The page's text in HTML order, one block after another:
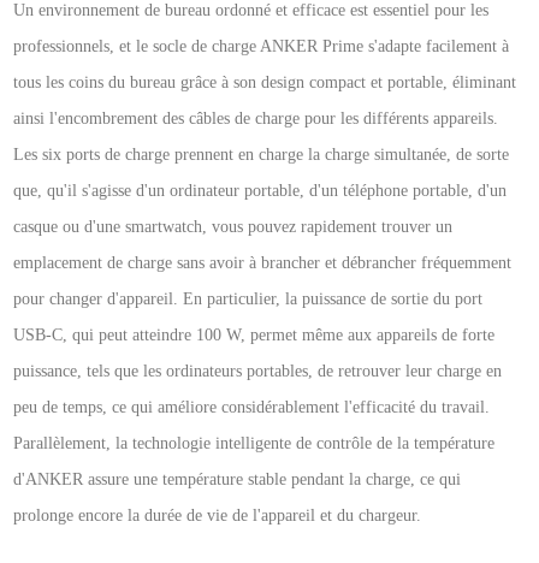
Un environnement de bureau ordonné et efficace est essentiel pour les
professionnels, et le socle de charge ANKER Prime s'adapte facilement à
tous les coins du bureau grâce à son design compact et portable, éliminant
ainsi l'encombrement des câbles de charge pour les différents appareils.
Les six ports de charge prennent en charge la charge simultanée, de sorte
que, qu'il s'agisse d'un ordinateur portable, d'un téléphone portable, d'un
casque ou d'une smartwatch, vous pouvez rapidement trouver un
emplacement de charge sans avoir à brancher et débrancher fréquemment
pour changer d'appareil. En particulier, la puissance de sortie du port
USB-C, qui peut atteindre 100 W, permet même aux appareils de forte
puissance, tels que les ordinateurs portables, de retrouver leur charge en
peu de temps, ce qui améliore considérablement l'efficacité du travail.
Parallèlement, la technologie intelligente de contrôle de la température
d'ANKER assure une température stable pendant la charge, ce qui
prolonge encore la durée de vie de l'appareil et du chargeur.